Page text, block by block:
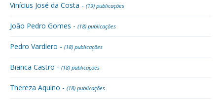
Vinícius José da Costa - (19) publicações
João Pedro Gomes - (18) publicações
Pedro Vardiero - (18) publicações
Bianca Castro - (18) publicações
Thereza Aquino - (18) publicações